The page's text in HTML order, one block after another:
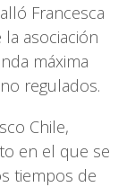
Francesca
asociación
máxima
regulados.
Chile,
en el que se
tiempos de